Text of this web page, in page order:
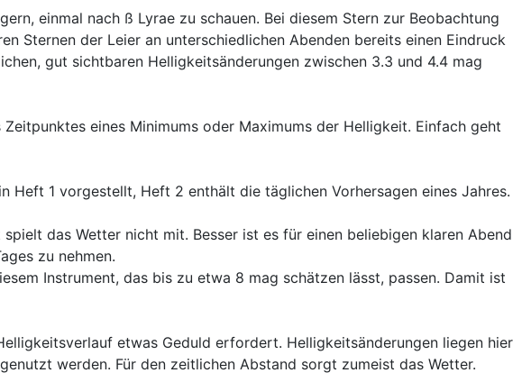
einmal nach ß Lyrae zu schauen. Bei diesem Stern zur Beobachtung
Sternen der Leier an unterschiedlichen Abenden bereits einen Eindruck
gut sichtbaren Helligkeitsänderungen zwischen 3.3 und 4.4 mag
eines Minimums oder Maximums der Helligkeit. Einfach geht
Heft 1 vorgestellt, Heft 2 enthält die täglichen Vorhersagen eines Jahres.
das Wetter nicht mit. Besser ist es für einen beliebigen klaren Abend
zu nehmen.
Instrument, das bis zu etwa 8 mag schätzen lässt, passen. Damit ist
etwas Geduld erfordert. Helligkeitsänderungen liegen hier
werden. Für den zeitlichen Abstand sorgt zumeist das Wetter.